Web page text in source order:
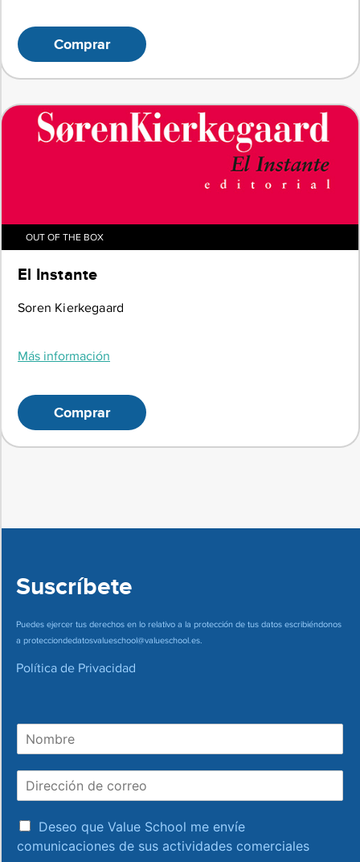
Comprar
OUT OF THE BOX
El Instante
Soren Kierkegaard
Más información
Comprar
Suscríbete
Puedes ejercer tus derechos en lo relativo a la protección de tus datos escribiéndonos
a protecciondedatosvalueschool@valueschool.es.
Política de Privacidad
e
c
a
c
Deseo que Value School me envíe
comunicaciones de sus actividades comerciales